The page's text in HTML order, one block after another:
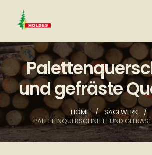
und gefräste
HOME
SÄGEWERK
PALETTENQUERSCHNITTE UND